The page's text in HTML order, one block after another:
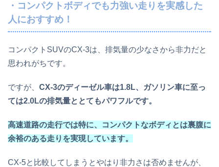
・コンパクトボディでも力強い走りを実感した
人におすすめ！
コンパクトSUVのCX-3は、排気量の少なさから非力だと
思われがちです。
ですが、 CX-3のディーゼル車は1.8L、ガソリン車に至っ
ては2.0Lの排気量ととてもパワフルです。
高速道路の走行では特に、コンパクトなボディとは裏腹に
余裕のある走りを実現しています。
CX-5と比較してしまうとやはり非力さは否めませんが、